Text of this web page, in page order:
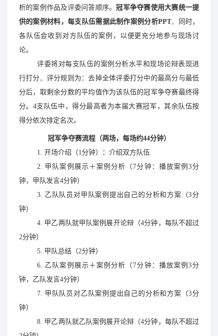
析的案例作品及评委问答顺序。冠军争夺赛使用大赛统一提
供的案例材料， 每支队伍需据此制作案例分析PPT。
同时，
各队伍会收到对方队伍的案例 ，以便更充分地参与现场讨
论。
评委将对每支队伍的案例分析水平和现场论辩表现进
行打分。 评分规则为：去掉全体评委打分中的最高分与最低
分后，取剩余分数的平均值作为该队伍的冠军争夺赛最终得
分。 4支队伍中 ，得分最高者为本届大赛冠军，其余队伍按
得分依次排定名次。
冠军争夺赛流程（两场，每场约44分钟）
1. 开场介绍（1分钟）：介绍双方队伍
2. 甲队案例展示＋案例分析（7分钟：播放案例3分
钟，甲队发言4分钟）
3. 乙队队员对甲队案例提出自己的分析和方案（3分
钟）
4. 甲乙两队就甲队案例展开论辩（4分钟，每队不超过
2分钟）
5. 甲队总结（2分钟）
6. 乙队案例展示＋案例分析（7分钟：播放案例3分
钟，乙队发言4分钟）
7. 甲队队员对乙队案例提出自己的分析和方案（3分
钟）
8. 甲乙两队就乙队案例展开论辩（4分钟，每队不超过